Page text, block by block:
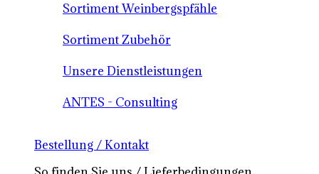
Sortiment Weinbergspfähle
Sortiment Zubehör
Unsere Dienstleistungen
ANTES - Consulting
Bestellung / Kontakt